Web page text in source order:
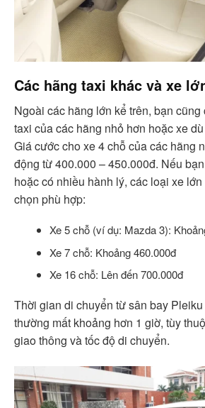
Các hãng taxi khác và xe
Ngoài các hãng lớn kể trên, bạn
taxi của các hãng nhỏ hơn hoặc xe
Giá cước cho xe 4 chỗ của các hãng
động từ 400.000 – 450.000đ. Nếu
hoặc có nhiều hành lý, các loại xe
chọn phù hợp:
Xe 5 chỗ (ví dụ: Mazda 3):
Xe 7 chỗ: Khoảng 460.000đ
Xe 16 chỗ: Lên đến 700.000đ
Thời gian di chuyển từ sân bay
thường mất khoảng hơn 1 giờ, tùy
giao thông và tốc độ di chuyển.